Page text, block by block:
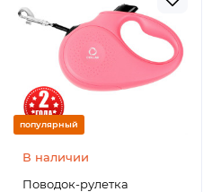
популярный
В наличии
Поводок-рулетка